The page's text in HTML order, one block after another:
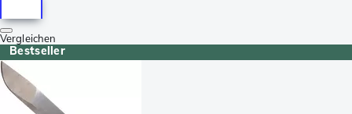
Vergleichen
Bestseller